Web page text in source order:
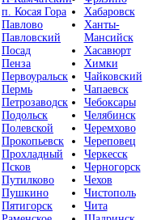
п. Косая Гора
Павлово
Павловский
Посад
Пенза
Первоуральск
Пермь
Петрозаводск
Подольск
Полевской
Прокопьевск
Прохладный
Псков
Путилково
Пушкино
Пятигорск
Хабаровск
Ханты-
Мансийск
Хасавюрт
Химки
Чайковский
Чапаевск
Чебоксары
Челябинск
Черемхово
Череповец
Черкесск
Черногорск
Чехов
Чистополь
Чита